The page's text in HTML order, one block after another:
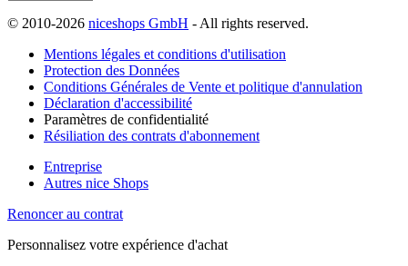
© 2010-2026 niceshops GmbH - All rights reserved.
Mentions légales et conditions d'utilisation
Protection des Données
Conditions Générales de Vente et politique d'annulation
Déclaration d'accessibilité
Paramètres de confidentialité
Résiliation des contrats d'abonnement
Entreprise
Autres nice Shops
Renoncer au contrat
Personnalisez votre expérience d'achat